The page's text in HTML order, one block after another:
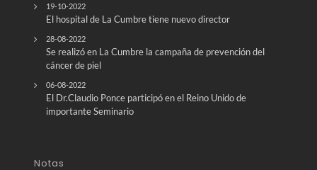
19-10-2022
El hospital de La Cumbre tiene nuevo director
28-08-2022
Se realizó en La Cumbre la campaña de prevención del
cáncer de piel
06-08-2022
El Dr.Claudio Ponce participó en el Reino Unido de
importante Seminario
Notas